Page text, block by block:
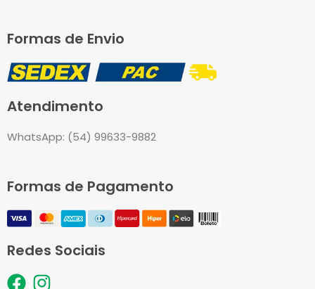
Formas de Envio
Atendimento
WhatsApp: (54) 99633-9882
Formas de Pagamento
Redes Sociais
F
I